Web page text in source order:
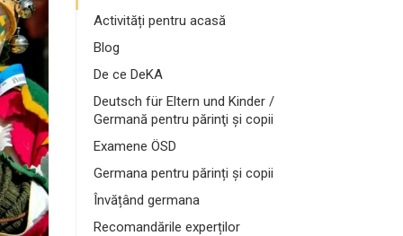
Activități pentru acasă
Blog
De ce DeKA
Deutsch für Eltern und Kinder /
Germană pentru părinţi şi copii
Examene ÖSD
Germana pentru părinți și copii
Învățând germana
Recomandările experților